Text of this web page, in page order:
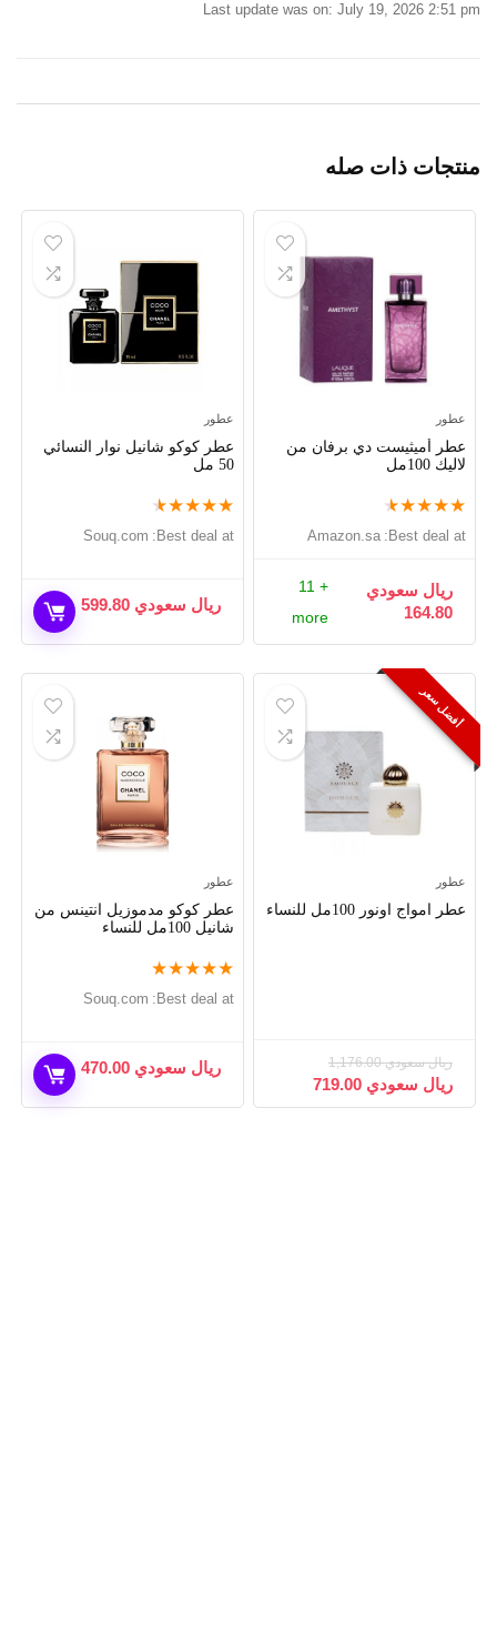
Last update was on: July 19, 2026 2:51 pm
منتجات ذات صله
عطور
عطر أميثيست دي برفان من
لاليك 100مل
★
★
★
★
★
Best deal at:
amazon.sa
ريال سعودي
164.80
+ 11
more
عطور
عطر كوكو شانيل نوار النسائي
50 مل
★
★
★
★
★
Best deal at:
souq.com
ريال سعودي 599.80
أفضل سعر
عطور
عطر امواج اونور 100مل للنساء
ريال سعودي1,176.00
ريال سعودي 719.00
عطور
عطر كوكو مدموزيل انتينس من
شانيل 100مل للنساء
★
★
★
★
★
Best deal at:
souq.com
ريال سعودي 470.00